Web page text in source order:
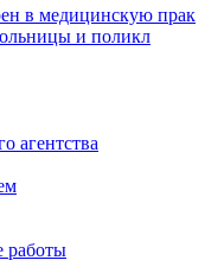
в медицинскую прак
и поликл
агентства
работы